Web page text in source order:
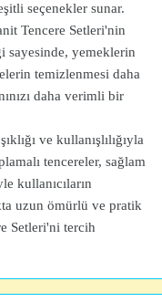
seçenekler sunar.
Tencere Setleri'nin
sayesinde, yemeklerin
temizlenmesi daha
daha verimli bir
ve kullanışlılığıyla
tencereler, sağlam
kullanıcıların
uzun ömürlü ve pratik
Setleri'ni tercih